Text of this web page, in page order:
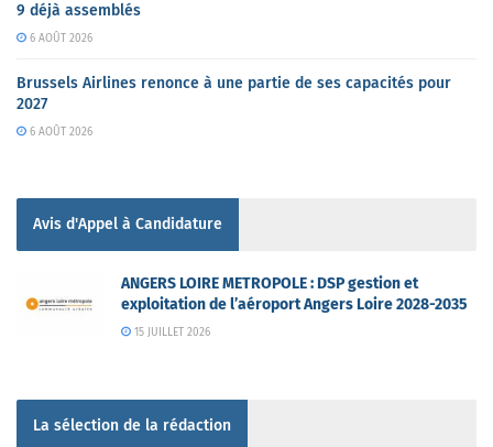
9 déjà assemblés
6 AOÛT 2026
Brussels Airlines renonce à une partie de ses capacités pour
2027
6 AOÛT 2026
Avis d'Appel à Candidature
ANGERS LOIRE METROPOLE : DSP gestion et
exploitation de l’aéroport Angers Loire 2028-2035
15 JUILLET 2026
La sélection de la rédaction